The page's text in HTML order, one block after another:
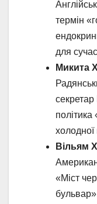
термін
для
Микита
політика
холодної
Вільям
«Міст